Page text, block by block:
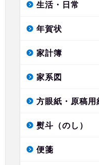
生活・日常
年賀状
家計簿
家系図
方眼紙・原稿用
熨斗（のし）
便箋